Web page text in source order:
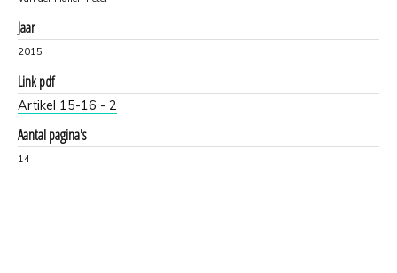
Jaar
2015
Link pdf
Artikel 15-16 - 2
Aantal pagina's
14